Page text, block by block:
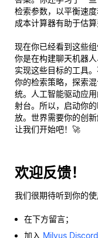
检索参数，以平衡速
成本计算器有助于估
现在你已经看到这些
你是在构建聊天机器
实现这些目标的工具
你的检索策略，探索
统。人工智能驱动应
射台。所以，启动你
放。世界需要你的创
让我们开始吧！🚀
欢迎反馈！
我们很期待听到你的
在下方留言；
加入 Milvus Discord